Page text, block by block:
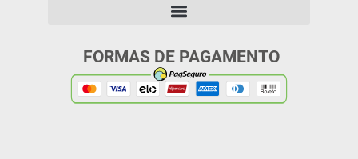
FORMAS DE PAGAMENTO